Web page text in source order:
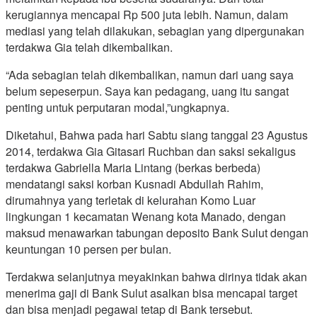
kerugiannya mencapai Rp 500 juta lebih. Namun, dalam
mediasi yang telah dilakukan, sebagian yang dipergunakan
terdakwa Gia telah dikembalikan.
“Ada sebagian telah dikembalikan, namun dari uang saya
belum sepeserpun. Saya kan pedagang, uang itu sangat
penting untuk perputaran modal,”ungkapnya.
Diketahui, Bahwa pada hari Sabtu siang tanggal 23 Agustus
2014, terdakwa Gia Gitasari Ruchban dan saksi sekaligus
terdakwa Gabriella Maria Lintang (berkas berbeda)
mendatangi saksi korban Kusnadi Abdullah Rahim,
dirumahnya yang terletak di kelurahan Komo Luar
lingkungan 1 kecamatan Wenang kota Manado, dengan
maksud menawarkan tabungan deposito Bank Sulut dengan
keuntungan 10 persen per bulan.
Terdakwa selanjutnya meyakinkan bahwa dirinya tidak akan
menerima gaji di Bank Sulut asalkan bisa mencapai target
dan bisa menjadi pegawai tetap di Bank tersebut.